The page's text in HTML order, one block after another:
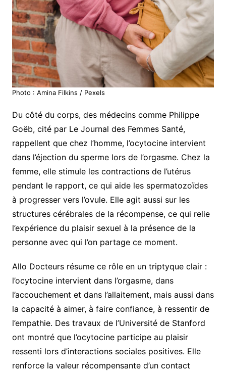
Photo : Amina Filkins / Pexels
Du côté du corps, des médecins comme Philippe
Goëb, cité par Le Journal des Femmes Santé,
rappellent que chez l’homme, l’ocytocine intervient
dans l’éjection du sperme lors de l’orgasme. Chez la
femme, elle stimule les contractions de l’utérus
pendant le rapport, ce qui aide les spermatozoïdes
à progresser vers l’ovule. Elle agit aussi sur les
structures cérébrales de la récompense, ce qui relie
l’expérience du plaisir sexuel à la présence de la
personne avec qui l’on partage ce moment.
Allo Docteurs résume ce rôle en un triptyque clair :
l’ocytocine intervient dans l’orgasme, dans
l’accouchement et dans l’allaitement, mais aussi dans
la capacité à aimer, à faire confiance, à ressentir de
l’empathie. Des travaux de l’Université de Stanford
ont montré que l’ocytocine participe au plaisir
ressenti lors d’interactions sociales positives. Elle
renforce la valeur récompensante d’un contact